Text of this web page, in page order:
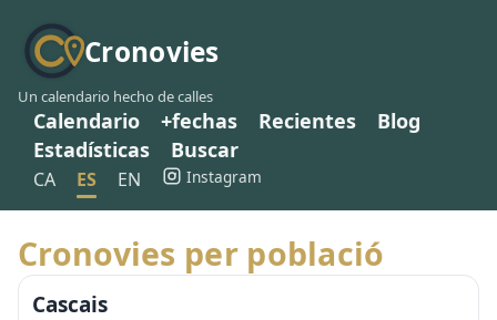
Cronovies
Un calendario hecho de calles
Calendario +fechas Recientes
Blog
Estadísticas
Buscar
CA ES EN Instagram
Cronovies per població
Cascais